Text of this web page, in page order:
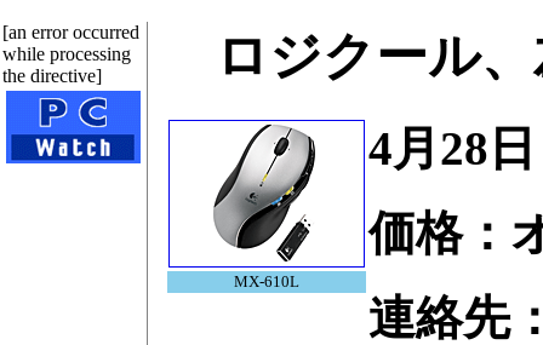
[an error occurred
while processing
the directive]
ロジクール
MX-610L
4月28
価格：
連絡先